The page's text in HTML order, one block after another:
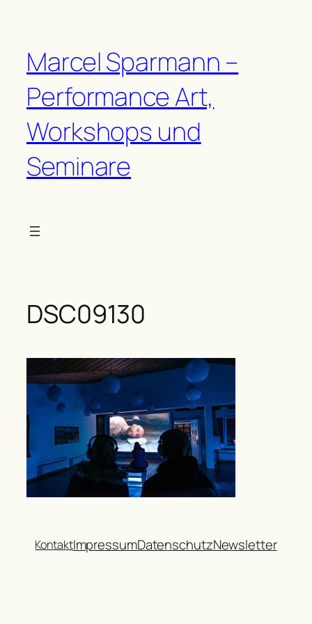
Marcel Sparmann –
Performance Art,
Workshops und
Seminare
DSC09130
KontaktImpressumDatenschutzNewsletter